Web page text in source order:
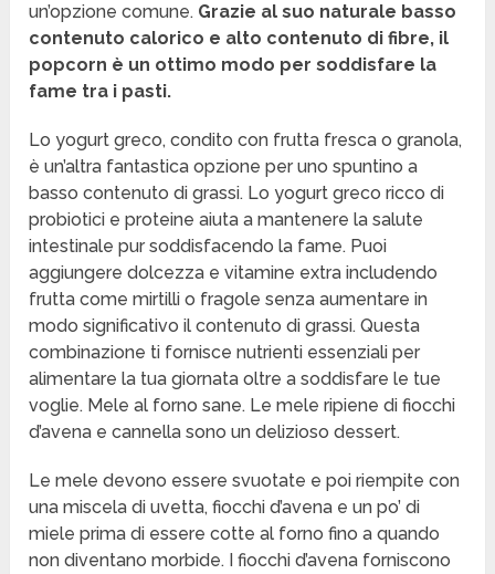
un’opzione comune. Grazie al suo naturale basso
contenuto calorico e alto contenuto di fibre, il
popcorn è un ottimo modo per soddisfare la
fame tra i pasti.
Lo yogurt greco, condito con frutta fresca o granola,
è un’altra fantastica opzione per uno spuntino a
basso contenuto di grassi. Lo yogurt greco ricco di
probiotici e proteine aiuta a mantenere la salute
intestinale pur soddisfacendo la fame. Puoi
aggiungere dolcezza e vitamine extra includendo
frutta come mirtilli o fragole senza aumentare in
modo significativo il contenuto di grassi. Questa
combinazione ti fornisce nutrienti essenziali per
alimentare la tua giornata oltre a soddisfare le tue
voglie. Mele al forno sane. Le mele ripiene di fiocchi
d’avena e cannella sono un delizioso dessert.
Le mele devono essere svuotate e poi riempite con
una miscela di uvetta, fiocchi d’avena e un po’ di
miele prima di essere cotte al forno fino a quando
non diventano morbide. I fiocchi d’avena forniscono